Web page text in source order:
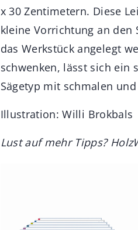
x 30 Zentimetern. Diese
kleine Vorrichtung an den
das Werkstück angelegt
schwenken, lässt sich ein
Sägetyp mit schmalen
Illustration: Willi Brokbals
Lust auf mehr Tipps?